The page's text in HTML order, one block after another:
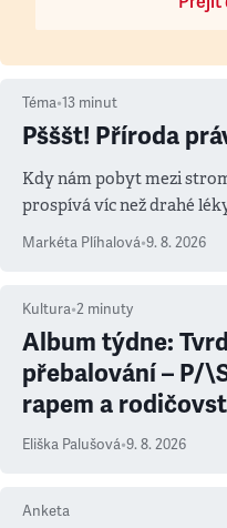
Téma•13 minut
Pšššt! Příroda
Kdy nám pobyt mezi
prospívá víc než drahé
Markéta Plíhalová•9. 8. 2026
Kultura•2 minuty
Album týdne:
přebalování – P/
rapem a
Eliška Palušová•9. 8. 2026
Anketa